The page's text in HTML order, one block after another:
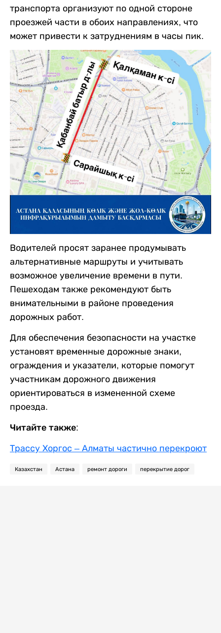
транспорта организуют по одной стороне
проезжей части в обоих направлениях, что
может привести к затруднениям в часы пик.
Водителей просят заранее продумывать
альтернативные маршруты и учитывать
возможное увеличение времени в пути.
Пешеходам также рекомендуют быть
внимательными в районе проведения
дорожных работ.
Для обеспечения безопасности на участке
установят временные дорожные знаки,
ограждения и указатели, которые помогут
участникам дорожного движения
ориентироваться в измененной схеме
проезда.
Читайте также:
Трассу Хоргос – Алматы частично перекроют
Казахстан Астана ремонт дороги перекрытие дорог